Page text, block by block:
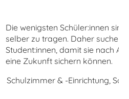
Die wenigsten Schüler:innen
selber zu tragen. Daher suchen
Student:innen, damit sie nach
eine Zukunft sichern können.
Schulzimmer & -Einrichtung,